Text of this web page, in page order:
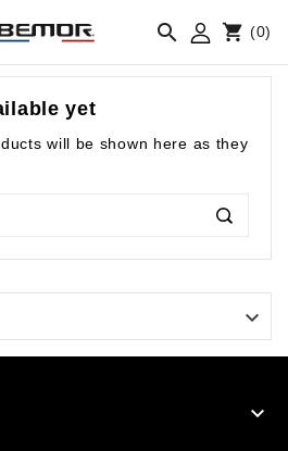
 (0)

yet
will be shown here as they

